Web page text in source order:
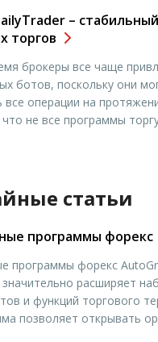
строятся по принципу
совместном
–
торгов
брокеры все чаще
ботов, поскольку они
все операции на
не все программы
статьи
программы форекс
программы форекс
расширяет
и функций торгового
позволяет открывать